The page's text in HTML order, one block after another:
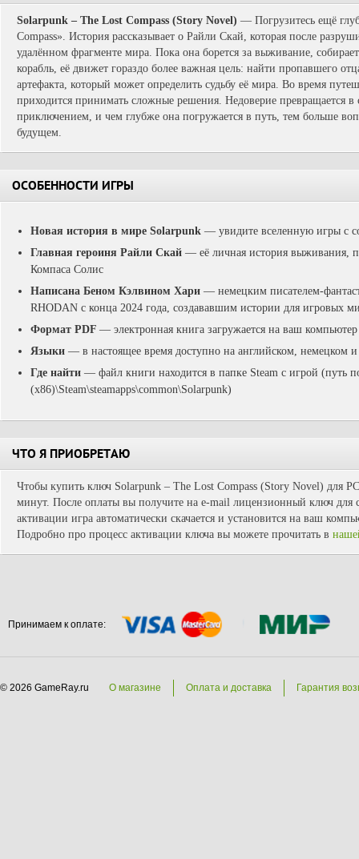
Solarpunk – The Lost Compass (Story Novel) — Погрузитесь ещё
Compass». История рассказывает о Райли Скай, которая после
удалённом фрагменте мира. Пока она борется за выживание,
корабль, её движет гораздо более важная цель: найти пропавшего
артефакта, который может определить судьбу её мира. Во время
приходится принимать сложные решения. Недоверие превращается
приключением, и чем глубже она погружается в путь, тем больше
будущем.
ОСОБЕННОСТИ ИГРЫ
Новая история в мире Solarpunk — увидите вселенную игры с
Главная героиня Райли Скай — её личная история выживания,
Компаса Солис
Написана Беном Кэлвином Хари — немецким писателем-
RHODAN с конца 2024 года, создававшим истории для игровых
Формат PDF — электронная книга загружается на ваш
Языки — в настоящее время доступно на английском, немецком
Где найти — файл книги находится в папке Steam с игрой (путь
(x86)\Steam\steamapps\common\Solarpunk)
ЧТО Я ПРИОБРЕТАЮ
Чтобы купить ключ Solarpunk – The Lost Compass (Story Novel) для
минут. После оплаты вы получите на e-mail лицензионный ключ для
активации игра автоматически скачается и установится на ваш
Подробно про процесс активации ключа вы можете прочитать в
Принимаем к оплате:
© 2026 GameRay.ru О магазине Оплата и доставка Гарантия